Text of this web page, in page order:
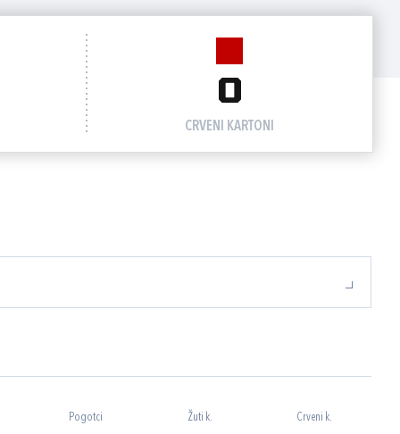
0
CRVENI KARTONI
Pogotci Žuti k. Crveni k.